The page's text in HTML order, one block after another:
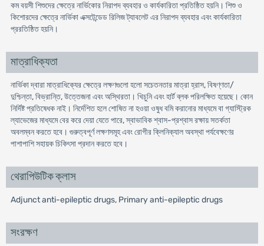
কম বয়সী শিশুদের ক্ষেত্রে নার্ভিকাের নিরাপদ ব্যবহার ও কার্যকারিতা প্রতিষ্ঠিত হয়নি। শিশু ও
কিশোরদের ক্ষেত্রে নার্ভিকা এক্সটেন্ডেড রিলিজ ট্যাবলেট এর নিরাপদ ব্যবহার এবং কার্যকারিতা
প্ররতিষ্ঠিত হয়নি।
মাত্রাধিক্যতা
নার্ভিকা দ্বারা মাত্রাধিক্যের ক্ষেত্রে লক্ষণগুলো হলো সচেতনতার মাত্রা হ্রাস, বিষণ্ণতা/
দুশ্চিন্তা, বিভ্রান্তি, উত্তেজনা এবং অস্থিরতা। খিচুনি এবং হার্ট ব্লক পরিলক্ষিত হয়েছে। কোন
নির্দিষ্ট প্রতিষেধক নাই। নির্দেশিত হলে শোষিত না হওয়া ওষুধ বমি করানোর মাধ্যমে বা গ্যাস্ট্রিক
ল্যাভেজের মাধ্যমে বের করে দেয়া যেতে পারে, স্বাভাবিক শ্বাস-প্রশ্বাস রক্ষায় সতর্কতা
অবলম্বন করতে হবে। গুরুত্বপূর্ণ লক্ষণসমূহ এবং রোগীর ক্লিনিক্যাল অবস্থা পর্যবেক্ষণের
পাশাপাশি সহায়ক চিকিৎসা প্রদান করতে হবে।
থেরাপিউটিক ক্লাস
Adjunct anti-epileptic drugs, Primary anti-epileptic drugs
সংরক্ষণ